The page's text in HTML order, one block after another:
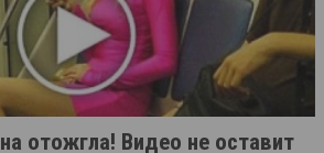
отожгла! Видео не оставит